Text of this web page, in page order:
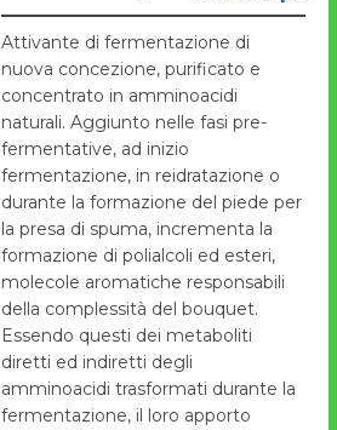
Attivante di fermentazione di
nuova concezione, purificato e
concentrato in amminoacidi
naturali. Aggiunto nelle fasi pre-
fermentative, ad inizio
fermentazione, in reidratazione o
durante la formazione del piede per
la presa di spuma, incrementa la
formazione di polialcoli ed esteri,
molecole aromatiche responsabili
della complessità del bouquet.
Essendo questi dei metaboliti
diretti ed indiretti degli
amminoacidi trasformati durante la
fermentazione, il loro apporto